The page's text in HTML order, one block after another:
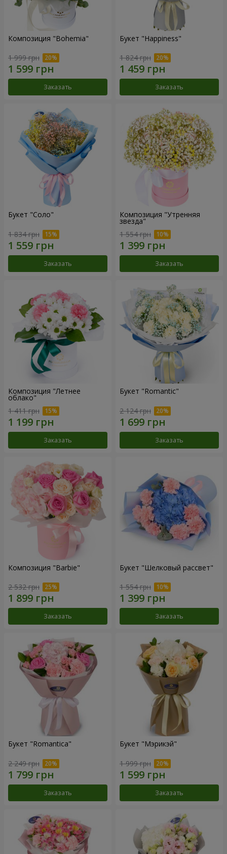
Композиция "Bohemia"
1 999 грн
Заказать
Букет "Happiness"
1 824 грн
Заказать
Букет "Соло"
1 834 грн
Заказать
Композиция "Утренняя
звезда"
1 554 грн
Заказать
Композиция "Летнее
облако"
1 411 грн
Заказать
Букет "Romantic"
2 124 грн
Заказать
Композиция "Barbie"
2 532 грн
Заказать
Букет "Шелковый рассвет"
1 554 грн
Заказать
Букет "Romantica"
2 249 грн
Заказать
Букет "Мэрикэй"
1 999 грн
Заказать